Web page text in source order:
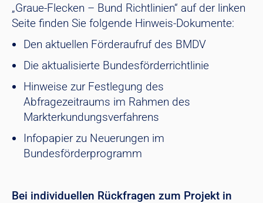
„Graue-Flecken – Bund Richtlinien“ auf der linken
Seite finden Sie folgende Hinweis-Dokumente:
Den aktuellen Förderaufruf des BMDV
Die aktualisierte Bundesförderrichtlinie
Hinweise zur Festlegung des
Abfragezeitraums im Rahmen des
Markterkundungsverfahrens
Infopapier zu Neuerungen im
Bundesförderprogramm
Bei individuellen Rückfragen zum Projekt in